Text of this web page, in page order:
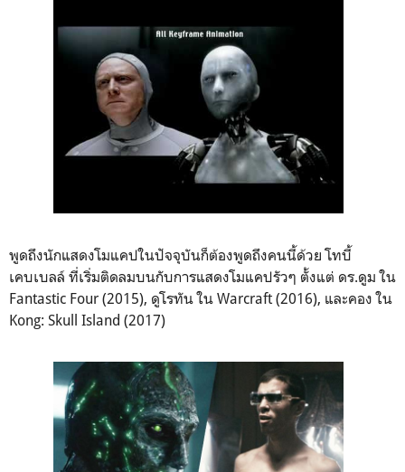
พูดถึงนักแสดงโมแคปในปัจจุบันก็ต้องพูดถึงคนนี้ด้วย โทบี้
เคบเบลล์ ที่เริ่มติดลมบนกับการแสดงโมแคปรัวๆ ตั้งแต่ ดร.ดูม ใน
Fantastic Four (2015), ดูโรทัน ใน Warcraft (2016), และคอง ใน
Kong: Skull Island (2017)